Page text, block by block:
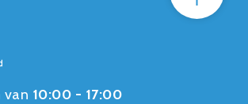
van 10:00 - 17:00